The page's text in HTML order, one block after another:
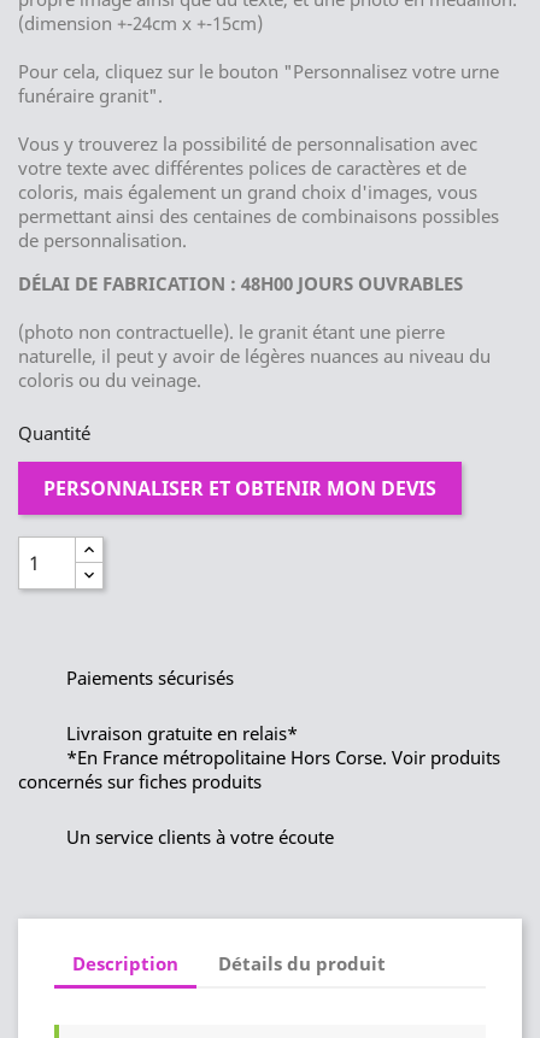
(dimension +-24cm x +-15cm)
Pour cela, cliquez sur le bouton "Personnalisez votre urne
funéraire granit".
Vous y trouverez la possibilité de personnalisation avec
votre texte avec différentes polices de caractères et de
coloris, mais également un grand choix d'images, vous
permettant ainsi des centaines de combinaisons possibles
de personnalisation.
DÉLAI DE FABRICATION : 48H00 JOURS OUVRABLES
(photo non contractuelle). le granit étant une pierre
naturelle, il peut y avoir de légères nuances au niveau du
coloris ou du veinage.
Quantité
PERSONNALISER ET OBTENIR MON DEVIS
Paiements sécurisés
Livraison gratuite en relais*
*En France métropolitaine Hors Corse. Voir produits
concernés sur fiches produits
Un service clients à votre écoute
Description Détails du produit